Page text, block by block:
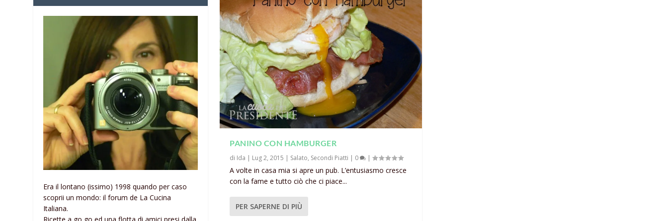
PANINO CON HAMBURGER
di Ida | Lug 2, 2015 | Salato, Secondi Piatti | 0 |
A volte in casa mia si apre un pub. L’entusiasmo cresce
con la fame e tutto ciò che ci piace...
PER SAPERNE DI PIÙ
Era il lontano (issimo) 1998 quando per caso
scoprii un mondo: il forum de La Cucina
Italiana.